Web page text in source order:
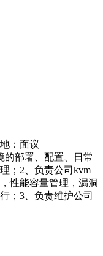
：面议
的部署、配置、日常
；2、负责公司kvm
性能容量管理，漏洞
；3、负责维护公司